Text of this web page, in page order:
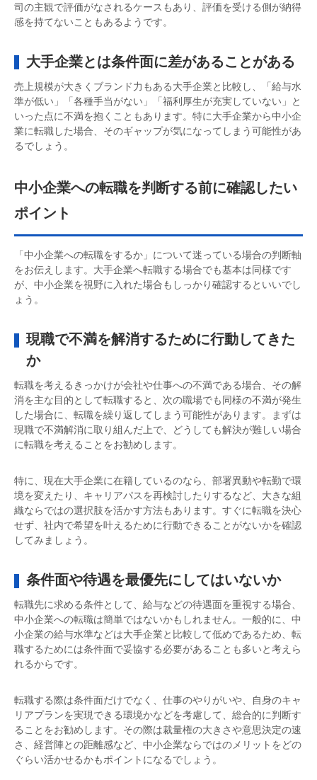
司の主観で評価がなされるケースもあり、評価を受ける側が納得
感を持てないこともあるようです。
大手企業とは条件面に差があることがある
売上規模が大きくブランド力もある大手企業と比較し、「給与水
準が低い」「各種手当がない」「福利厚生が充実していない」と
いった点に不満を抱くこともあります。特に大手企業から中小企
業に転職した場合、そのギャップが気になってしまう可能性があ
るでしょう。
中小企業への転職を判断する前に確認したい
ポイント
「中小企業への転職をするか」について迷っている場合の判断軸
をお伝えします。大手企業へ転職する場合でも基本は同様です
が、中小企業を視野に入れた場合もしっかり確認するといいでし
ょう。
現職で不満を解消するために行動してきた
か
転職を考えるきっかけが会社や仕事への不満である場合、その解
消を主な目的として転職すると、次の職場でも同様の不満が発生
した場合に、転職を繰り返してしまう可能性があります。まずは
現職で不満解消に取り組んだ上で、どうしても解決が難しい場合
に転職を考えることをお勧めします。
特に、現在大手企業に在籍しているのなら、部署異動や転勤で環
境を変えたり、キャリアパスを再検討したりするなど、大きな組
織ならではの選択肢を活かす方法もあります。すぐに転職を決心
せず、社内で希望を叶えるために行動できることがないかを確認
してみましょう。
条件面や待遇を最優先にしてはいないか
転職先に求める条件として、給与などの待遇面を重視する場合、
中小企業への転職は簡単ではないかもしれません。一般的に、中
小企業の給与水準などは大手企業と比較して低めであるため、転
職するためには条件面で妥協する必要があることも多いと考えら
れるからです。
転職する際は条件面だけでなく、仕事のやりがいや、自身のキャ
リアプランを実現できる環境かなどを考慮して、総合的に判断す
ることをお勧めします。その際は裁量権の大きさや意思決定の速
さ、経営陣との距離感など、中小企業ならではのメリットをどの
ぐらい活かせるかもポイントになるでしょう。